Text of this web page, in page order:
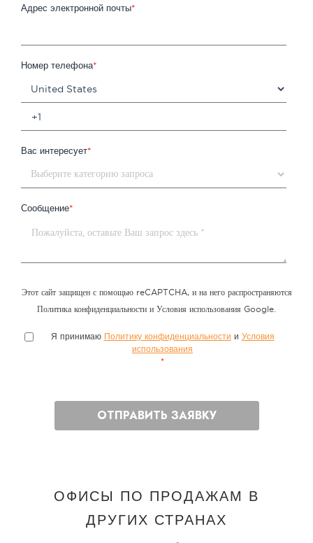
ОФИСЫ ПО ПРОДАЖАМ В
ДРУГИХ СТРАНАХ